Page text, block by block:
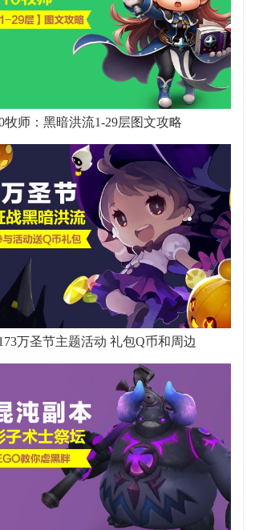
牧师：黑暗洪流1-29层图文攻略
万圣节主题活动 礼包Q币和周边